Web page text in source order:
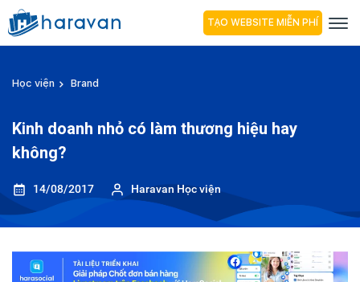
TẠO WEBSITE MIỄN PHÍ
Học viện Brand
Kinh doanh nhỏ có làm thương hiệu hay
không?
14/08/2017 Haravan Học viện